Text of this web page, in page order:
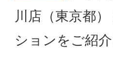
川店（東京都
ションをご紹介